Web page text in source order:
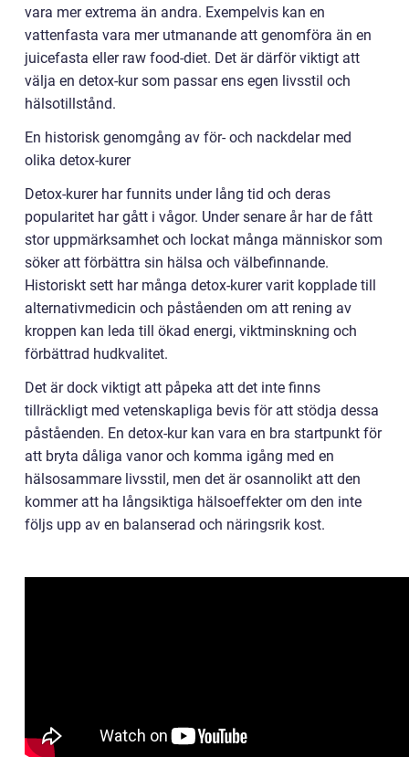
vara mer extrema än andra. Exempelvis kan en
vattenfasta vara mer utmanande att genomföra än en
juicefasta eller raw food-diet. Det är därför viktigt att
välja en detox-kur som passar ens egen livsstil och
hälsotillstånd.
En historisk genomgång av för- och nackdelar med
olika detox-kurer
Detox-kurer har funnits under lång tid och deras
popularitet har gått i vågor. Under senare år har de fått
stor uppmärksamhet och lockat många människor som
söker att förbättra sin hälsa och välbefinnande.
Historiskt sett har många detox-kurer varit kopplade till
alternativmedicin och påståenden om att rening av
kroppen kan leda till ökad energi, viktminskning och
förbättrad hudkvalitet.
Det är dock viktigt att påpeka att det inte finns
tillräckligt med vetenskapliga bevis för att stödja dessa
påståenden. En detox-kur kan vara en bra startpunkt för
att bryta dåliga vanor och komma igång med en
hälsosammare livsstil, men det är osannolikt att den
kommer att ha långsiktiga hälsoeffekter om den inte
följs upp av en balanserad och näringsrik kost.